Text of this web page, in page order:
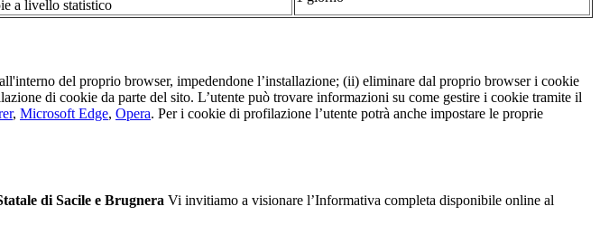
a livello statistico
del proprio browser, impedendone l’installazione; (ii) eliminare dal proprio browser i cookie
di cookie da parte del sito. L’utente può trovare informazioni su come gestire i cookie tramite il
, Microsoft Edge, Opera. Per i cookie di profilazione l’utente potrà anche impostare le proprie
di Sacile e Brugnera Vi invitiamo a visionare l’Informativa completa disponibile online al